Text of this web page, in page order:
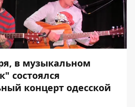
в музыкальном
состоялся
концерт одесской